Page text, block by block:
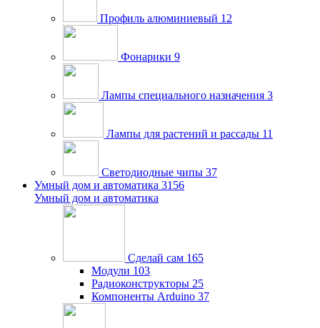
Профиль алюминиевый 12
Фонарики 9
Лампы специального назначения 3
Лампы для растений и рассады 11
Светодиодные чипы 37
Умный дом и автоматика 3156
Умный дом и автоматика
Сделай сам 165
Модули 103
Радиоконструкторы 25
Компоненты Arduino 37